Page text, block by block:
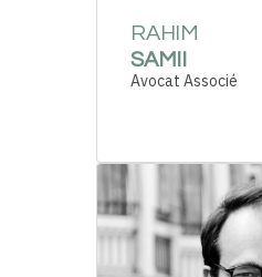
RAHIM
SAMII
Avocat Associé